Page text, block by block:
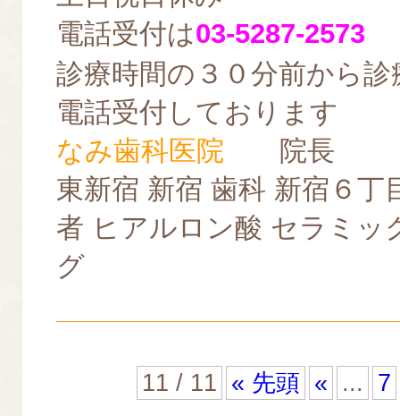
電話受付は03-5287-2573
診療時間の３０分前から
電話受付しております
なみ歯科医院 院長
東新宿 新宿 歯科 新宿６丁
者 ヒアルロン酸 セラミッ
グ
11 / 11 « 先頭 « ... 7